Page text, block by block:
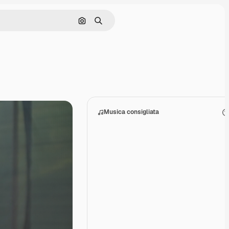
Cerca per immagine
Ricerca
Musica consigliata